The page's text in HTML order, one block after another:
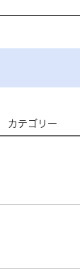
カテゴリー